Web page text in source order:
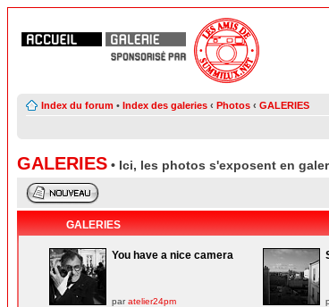
Index du forum • Index des galeries ‹ Photos ‹ GALERIES
GALERIES • Ici, les photos s'exposent en
GALERIES
You have a nice camera
paratelier24pm